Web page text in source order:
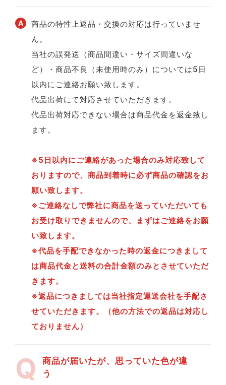
商品の特性上返品・交換の対応は行っていませ
ん。
当社の誤発送（商品間違い・サイズ間違いな
ど）・商品不良（未使用時のみ）については5日
以内にご連絡お願い致します。
代品出荷にて対応させていただきます。
代品出荷対応できない場合は商品代金を返金致し
ます。
※5日以内にご連絡があった場合のみ対応致して
おりますので、商品到着時に必ず商品の確認をお
願い致します。
※ご連絡なしで弊社に商品を送っていただいても
お受け取りできませんので、まずはご連絡をお願
い致します。
※代品を手配できなかった時の返金につきまして
は商品代金と送料の合計金額のみとさせていただ
きます。
※返品につきましては当社指定運送会社を手配さ
せていただきます。（他の方法での返品は対応し
ておりません）
商品が届いたが、思っていた色が違
う